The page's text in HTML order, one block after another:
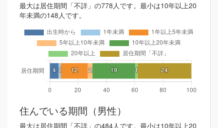
最大は居住期間「不詳」の778人です。最小は10年以上20
年未満の148人です。
住んでいる期間（男性）
最大は居住期間「不詳」の484人です。最小は10年以上20